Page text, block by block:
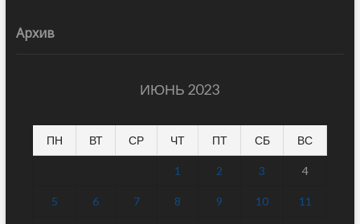
Архив
ИЮНЬ 2023
ПН ВТ СР ЧТ ПТ СБ ВС
1 2 3 4
5 6 7 8 9 10 11